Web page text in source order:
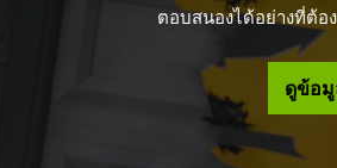
ตอบสนองได้อย่างที่ต้อ
ดูข้อมู